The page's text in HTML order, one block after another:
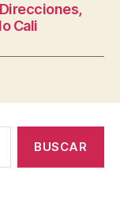
Cali